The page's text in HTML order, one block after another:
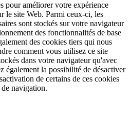
pour améliorer votre expérience
le site Web. Parmi ceux-ci, les
sont stockés sur votre navigateur
des fonctionnalités de base
des cookies tiers qui nous
comment vous utilisez ce site
dans votre navigateur qu'avec
également la possibilité de désactiver
de certains de ces cookies
navigation.